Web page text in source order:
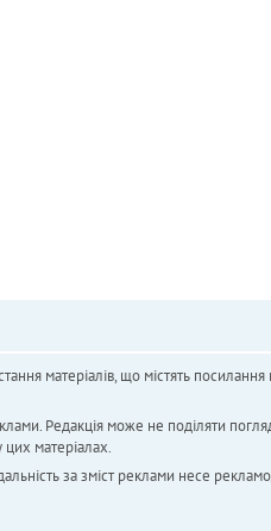
матеріалів, що містять посилання
Редакція може не поділяти
матеріалах.
за зміст реклами несе